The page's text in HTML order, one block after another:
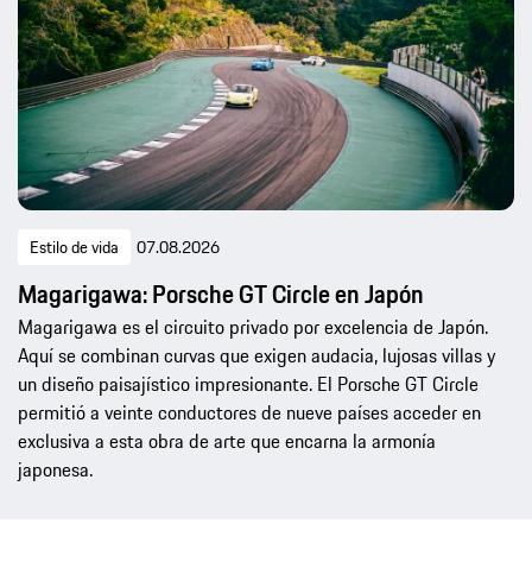
Estilo de vida 07.08.2026
Magarigawa: Porsche GT Circle en Japón
Magarigawa es el circuito privado por excelencia de Japón.
Aquí se combinan curvas que exigen audacia, lujosas villas y
un diseño paisajístico impresionante. El Porsche GT Circle
permitió a veinte conductores de nueve países acceder en
exclusiva a esta obra de arte que encarna la armonía
japonesa.